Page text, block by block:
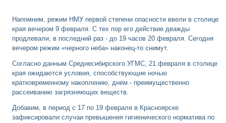
Напомним, режим НМУ первой степени опасности ввели в столице
края вечером 9 февраля. С тех пор его действие дважды
продлевали, в последний раз - до 19 часов 20 февраля. Сегодня
вечером режим «черного неба» наконец-то снимут.
Согласно данным Среднесибирского УГМС, 21 февраля в столице
края ожидаются условия, способствующие ночью
кратковременному накоплению, днем - преимущественно
рассеиванию загрязняющих веществ.
Добавим, в период с 17 по 19 февраля в Красноярске
зафиксировали случаи превышения гигиенического норматива по